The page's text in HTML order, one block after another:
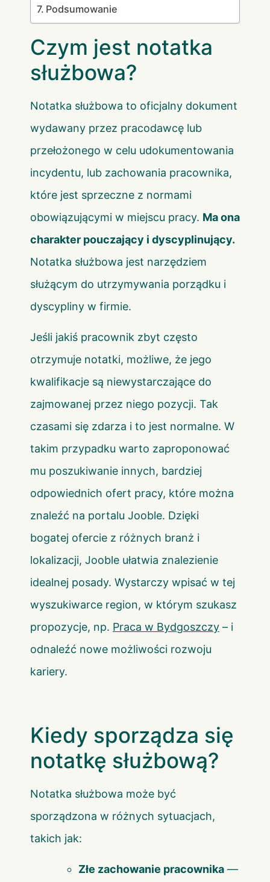
Podsumowanie
Czym jest notatka
służbowa?
Notatka służbowa to oficjalny dokument
wydawany przez pracodawcę lub
przełożonego w celu udokumentowania
incydentu, lub zachowania pracownika,
które jest sprzeczne z normami
obowiązującymi w miejscu pracy. Ma ona
charakter pouczający i dyscyplinujący.
Notatka służbowa jest narzędziem
służącym do utrzymywania porządku i
dyscypliny w firmie.
Jeśli jakiś pracownik zbyt często
otrzymuje notatki, możliwe, że jego
kwalifikacje są niewystarczające do
zajmowanej przez niego pozycji. Tak
czasami się zdarza i to jest normalne. W
takim przypadku warto zaproponować
mu poszukiwanie innych, bardziej
odpowiednich ofert pracy, które można
znaleźć na portalu Jooble. Dzięki
bogatej ofercie z różnych branż i
lokalizacji, Jooble ułatwia znalezienie
idealnej posady. Wystarczy wpisać w tej
wyszukiwarce region, w którym szukasz
propozycje, np. Praca w Bydgoszczy – i
odnaleźć nowe możliwości rozwoju
kariery.
Kiedy sporządza się
notatkę służbową?
Notatka służbowa może być
sporządzona w różnych sytuacjach,
takich jak:
Złe zachowanie pracownika —